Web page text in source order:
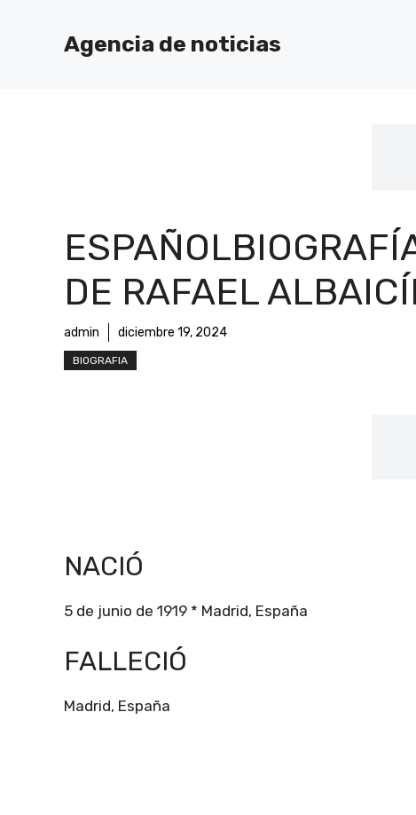
contenidoAgencia de noticias
DE RAFAEL
admin diciembre 19, 2024
BIOGRAFIA
NACIÓ
5 de junio de 1919 * Madrid, España
FALLECIÓ
Madrid, España